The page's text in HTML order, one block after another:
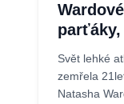
Svět lehké
zemřela
Natasha